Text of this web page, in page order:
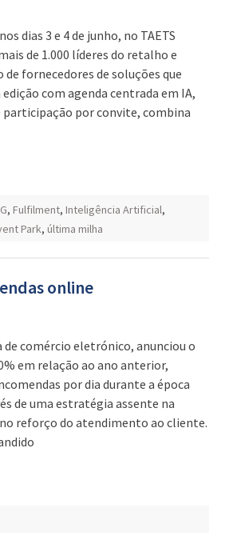
dias 3 e 4 de junho, no TAETS
de 1.000 líderes do retalho e
fornecedores de soluções que
com agenda centrada em IA,
participação por convite, combina
, Fulfilment, Inteligência Artificial,
Park, última milha
online
comércio eletrónico, anunciou o
em relação ao ano anterior,
por dia durante a época
de uma estratégia assente na
reforço do atendimento ao cliente.